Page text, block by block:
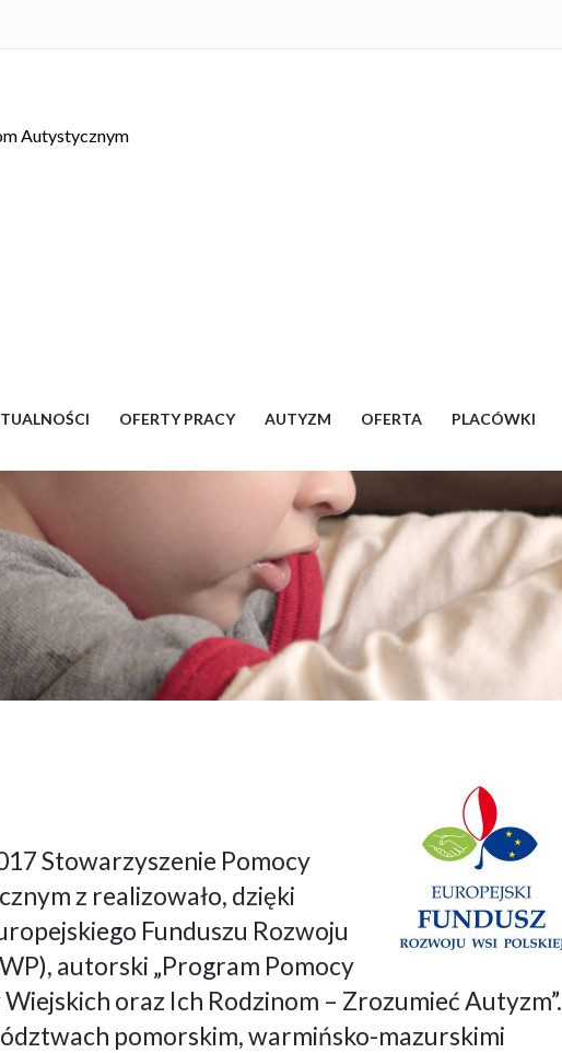
Autystycznym
OFERTY PRACY AUTYZM OFERTA PLACÓWKI
Stowarzyszenie Pomocy
z realizowało, dzięki
Funduszu Rozwoju
autorski „Program Pomocy
oraz Ich Rodzinom – Zrozumieć Autyzm”.
pomorskim, warmińsko-mazurskimi